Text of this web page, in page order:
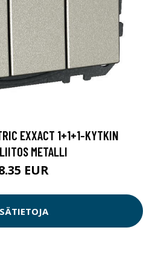
EXXACT 1+1+1-KYTKIN
METALLI
EUR